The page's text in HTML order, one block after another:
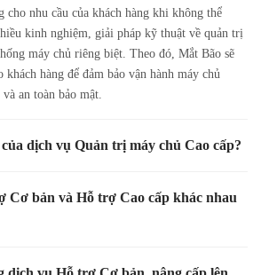
cho nhu cầu của khách hàng khi không thể
kinh nghiệm, giải pháp kỹ thuật về quản trị
máy chủ riêng biệt. Theo đó, Mắt Bão sẽ
hàng để đảm bảo vận hành máy chủ
an toàn bảo mật.
dịch vụ Quản trị máy chủ Cao cấp?
Cơ bản và Hỗ trợ Cao cấp khác nhau